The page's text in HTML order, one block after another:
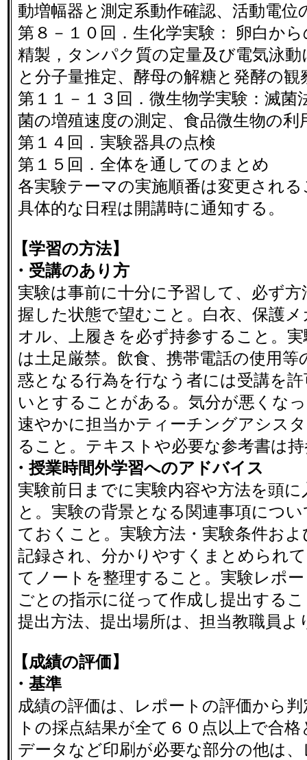
動増幅器と測定系動作確認、活動電位
第８－１０回．生化学実験： 卵白か
精製，タンパク質の定量及び電気泳
と分子量推定、酵母の解糖と発酵の観
第１１－１３回．微生物学実験：滅菌
菌の増殖速度の測定、食品微生物の利
第１４回．実験器具の点検
第１５回．全体を通してのまとめ
各実験テーマの実施順番は変更され
具体的な日程は開講時に通知する。
【学習の方法】
・受講のあり方
実験は事前に十分に予習して、必ず
握した状態で望むこと。白衣、保護
オル、上履きを必ず持参すること。
は土足厳禁。飲食、携帯電話の使用等
惑となる行為を行なう者には受講を
いとすることがある。気分が悪くな
速やかに担当かティーチングアシス
ること。テキストや必要な参考書は
・授業時間外学習へのアドバイス
実験前日までに実験内容や方法を頭
と。実験の背景となる関連事項につ
ておくこと。実験方法・実験条件お
記録され、分かりやすくまとめられ
てノートを整理すること。実験レポ
ごとの指示に従って作成し提出する
提出方法、提出場所は、担当教職員よ
【成績の評価】
・基準
成績の評価は、レポートの評価から
トの採点結果が全て６０点以上で合
データなど印刷が必要な部分の他は